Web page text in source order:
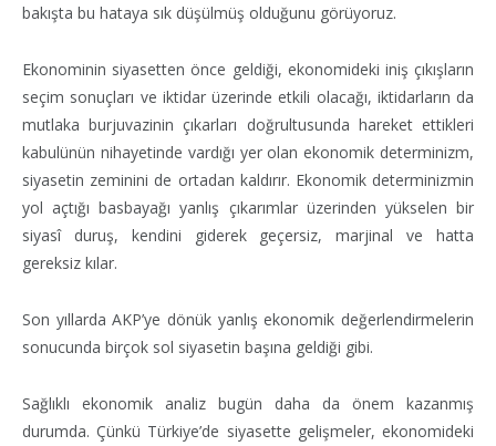
bakışta bu hataya sık düşülmüş olduğunu görüyoruz.
Ekonominin siyasetten önce geldiği, ekonomideki iniş çıkışların
seçim sonuçları ve iktidar üzerinde etkili olacağı, iktidarların da
mutlaka burjuvazinin çıkarları doğrultusunda hareket ettikleri
kabulünün nihayetinde vardığı yer olan ekonomik determinizm,
siyasetin zeminini de ortadan kaldırır. Ekonomik determinizmin
yol açtığı basbayağı yanlış çıkarımlar üzerinden yükselen bir
siyasî duruş, kendini giderek geçersiz, marjinal ve hatta
gereksiz kılar.
Son yıllarda AKP’ye dönük yanlış ekonomik değerlendirmelerin
sonucunda birçok sol siyasetin başına geldiği gibi.
Sağlıklı ekonomik analiz bugün daha da önem kazanmış
durumda. Çünkü Türkiye’de siyasette gelişmeler, ekonomideki